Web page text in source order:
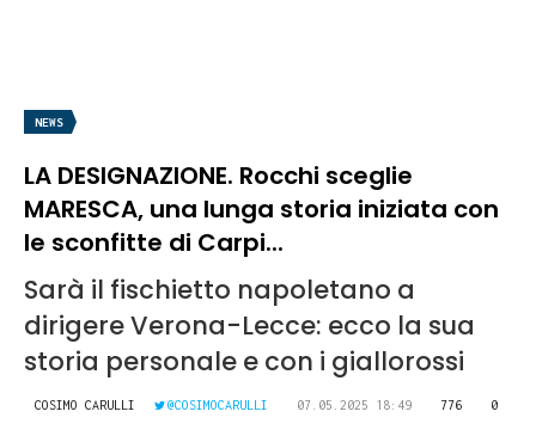
NEWS
LA DESIGNAZIONE. Rocchi sceglie
MARESCA, una lunga storia iniziata con
le sconfitte di Carpi...
Sarà il fischietto napoletano a
dirigere Verona-Lecce: ecco la sua
storia personale e con i giallorossi
COSIMO CARULLI @COSIMOCARULLI 07.05.2025 18:49 776 0